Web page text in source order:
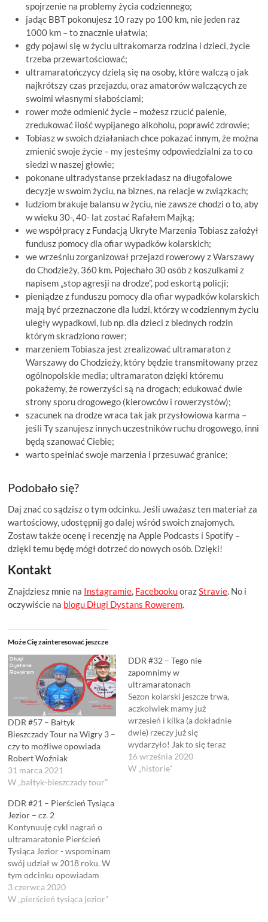
spojrzenie na problemy życia codziennego;
jadąc BBT pokonujesz 10 razy po 100 km, nie jeden raz
1000 km – to znacznie ułatwia;
gdy pojawi się w życiu ultrakomarza rodzina i dzieci, życie
trzeba przewartościować;
ultramaratończycy dzielą się na osoby, które walczą o jak
najkrótszy czas przejazdu, oraz amatorów walczących ze
swoimi własnymi słabościami;
rower może odmienić życie – możesz rzucić palenie,
zredukować ilość wypijanego alkoholu, poprawić zdrowie;
Tobiasz w swoich działaniach chce pokazać innym, że można
zmienić swoje życie – my jesteśmy odpowiedzialni za to co
siedzi w naszej głowie;
pokonane ultradystanse przekładasz na długofalowe
decyzje w swoim życiu, na biznes, na relacje w związkach;
ludziom brakuje balansu w życiu, nie zawsze chodzi o to, aby
w wieku 30-, 40- lat zostać Rafałem Majką;
we współpracy z Fundacją Ukryte Marzenia Tobiasz założył
fundusz pomocy dla ofiar wypadków kolarskich;
we wrześniu zorganizował przejazd rowerowy z Warszawy
do Chodzieży, 360 km. Pojechało 30 osób z koszulkami z
napisem „stop agresji na drodze”, pod eskortą policji;
pieniądze z funduszu pomocy dla ofiar wypadków kolarskich
mają być przeznaczone dla ludzi, którzy w codziennym życiu
uległy wypadkowi, lub np. dla dzieci z biednych rodzin
którym skradziono rower;
marzeniem Tobiasza jest zrealizować ultramaraton z
Warszawy do Chodzieży, który będzie transmitowany przez
ogólnopolskie media; ultramaraton dzięki któremu
pokażemy, że rowerzyści są na drogach; edukować dwie
strony sporu drogowego (kierowców i rowerzystów);
szacunek na drodze wraca tak jak przysłowiowa karma –
jeśli Ty szanujesz innych uczestników ruchu drogowego, inni
będą szanować Ciebie;
warto spełniać swoje marzenia i przesuwać granice;
Podobało się?
Daj znać co sądzisz o tym odcinku. Jeśli uważasz ten materiał za
wartościowy, udostępnij go dalej wśród swoich znajomych.
Zostaw także ocenę i recenzję na Apple Podcasts i Spotify –
dzięki temu będę mógł dotrzeć do nowych osób. Dzięki!
Kontakt
Znajdziesz mnie na Instagramie, FacebookuorazStravie. No i
oczywiście na blogu Długi Dystans Rowerem.
Może Cię zainteresować jeszcze
DDR #57 – Bałtyk
Bieszczady Tour na Wigry 3 –
czy to możliwe opowiada
Robert Woźniak
31 marca 2021
W „bałtyk-bieszczady tour"
DDR #32 – Tego nie
zapomnimy w
ultramaratonach
Sezon kolarski jeszcze trwa,
aczkolwiek mamy już
wrzesień i kilka (a dokładnie
dwie) rzeczy już się
wydarzyło! Jak to się teraz
mówi - "co się zobaczyło nie
da się odzobaczyć..." czy
16 września 2020
W „historie"
DDR #21 – Pierścień Tysiąca
Jezior – cz. 2
Kontynuuję cykl nagrań o
ultramaratonie Pierścień
Tysiąca Jezior - wspominam
swój udział w 2018 roku. W
tym odcinku opowiadam
m.in. o: strefie przygotowań
do startu - jak umieścić
3 czerwca 2020
W „pierścień tysiąca jezior"